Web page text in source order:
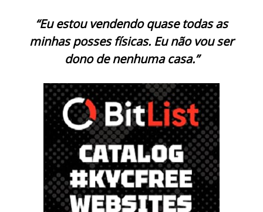
“Eu estou vendendo quase todas as
minhas posses físicas. Eu não vou ser
dono de nenhuma casa.”